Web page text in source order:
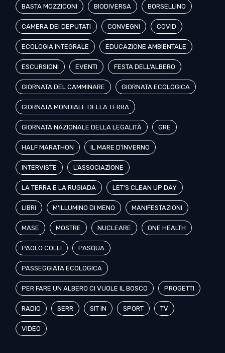
BASTA MOZZICONI BIODIVERSA BORSELLINO
CAMERA DEI DEPUTATI CONVEGNI COVID
ECOLOGIA INTEGRALE EDUCAZIONE AMBIENTALE
ESCURSIONI EVENTI FESTA DELL'ALBERO
GIORNATA DEL CAMMINARE GIORNATA ECOLOGICA
GIORNATA MONDIALE DELLA TERRA
GIORNATA NAZIONALE DELLA LEGALITÀ GRE
HALF MARATHON IL MARE D'INVERNO
INTERVISTE L'ASSOCIAZIONE
LA TERRA E LA RUGIADA LET'S CLEAN UP DAY
LIBRI M'ILLUMINO DI MENO MANIFESTAZIONI
MASE MOSTRE NUCLEARE ONE HEALTH
PAOLO COLLI PASQUA
PASSEGGIATA ECOLOGICA
PER FARE UN ALBERO CI VUOLE IL BOSCO PROGETTI
RADIO SERR SIT IN SPORT TV
VIDEO